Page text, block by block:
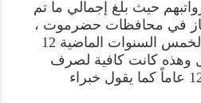
حيث بلغ إجمالي ما تم
في محافظات حضرموت ،
وشبوة ، ومارب ، خلال الخمس السنوات الماضية 12
مليون ريال وهذه كانت كافية لصرف
مرتبات الموظفين لمدة 12 عاماً كما يقول خبراء